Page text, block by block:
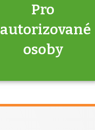
Pro
autorizované
osoby